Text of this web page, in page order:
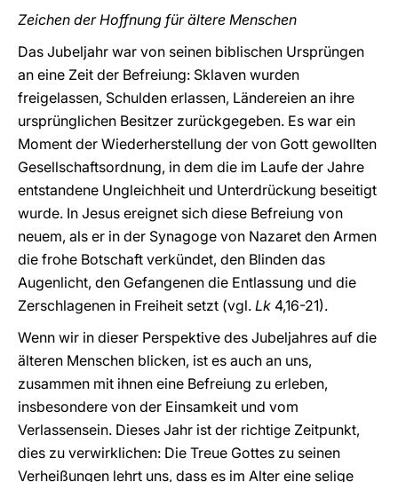
Zeichen der Hoffnung für ältere Menschen
Das Jubeljahr war von seinen biblischen Ursprüngen
an eine Zeit der Befreiung: Sklaven wurden
freigelassen, Schulden erlassen, Ländereien an ihre
ursprünglichen Besitzer zurückgegeben. Es war ein
Moment der Wiederherstellung der von Gott gewollten
Gesellschaftsordnung, in dem die im Laufe der Jahre
entstandene Ungleichheit und Unterdrückung beseitigt
wurde. In Jesus ereignet sich diese Befreiung von
neuem, als er in der Synagoge von Nazaret den Armen
die frohe Botschaft verkündet, den Blinden das
Augenlicht, den Gefangenen die Entlassung und die
Zerschlagenen in Freiheit setzt (vgl. Lk 4,16-21).
Wenn wir in dieser Perspektive des Jubeljahres auf die
älteren Menschen blicken, ist es auch an uns,
zusammen mit ihnen eine Befreiung zu erleben,
insbesondere von der Einsamkeit und vom
Verlassensein. Dieses Jahr ist der richtige Zeitpunkt,
dies zu verwirklichen: Die Treue Gottes zu seinen
Verheißungen lehrt uns, dass es im Alter eine selige